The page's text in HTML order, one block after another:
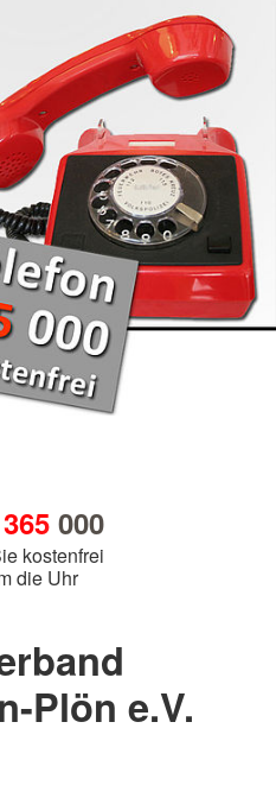
365000
kostenfrei
die Uhr
Plön e.V.